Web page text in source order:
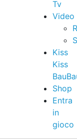
Tv
Video
Kiss
Kiss
Shop
Entra
in
gioco